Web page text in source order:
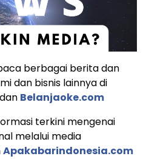
berbagai berita dan
dan bisnis lainnya di
dan Belanjaoke.com
terkini mengenai
melalui media
Apakabarindonesia.com